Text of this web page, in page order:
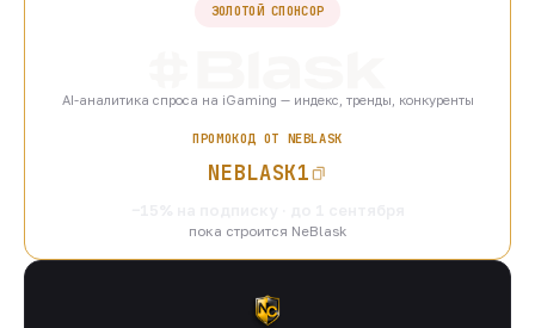
ЗОЛОТОЙ СПОНСОР
AI-аналитика спроса на iGaming — индекс, тренды, конкуренты
ПРОМОКОД ОТ NEBLASK
NEBLASK1
пока строится NeBlask